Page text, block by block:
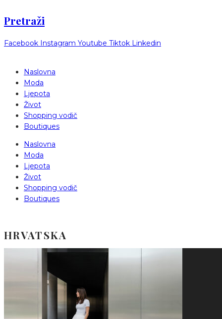
Pretraži
Facebook Instagram Youtube Tiktok Linkedin
Naslovna
Moda
Ljepota
Život
Shopping vodič
Boutiques
Naslovna
Moda
Ljepota
Život
Shopping vodič
Boutiques
HRVATSKA